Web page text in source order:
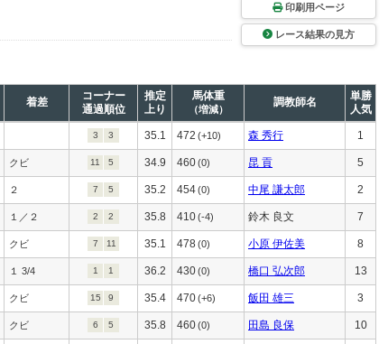
印刷用ページ
レース結果の見方
着差
コーナー
通過順位
推定
上り
馬体重
（増減）
調教師名
単勝
人気
3 3 35.1 472 (+10) 森 秀行 1
クビ 11 5 34.9 460(0) 昆 貢 5
２ 7 5 35.2 454(0) 中尾 謙太郎 2
１／２ 2 2 35.8 410(-4) 鈴木 良文 7
クビ 7 11 35.1 478(0) 小原 伊佐美 8
１ 3/4 1 1 36.2 430(0) 橋口 弘次郎 13
クビ 15 9 35.4 470(+6) 飯田 雄三 3
クビ 6 5 35.8 460(0) 田島 良保 10